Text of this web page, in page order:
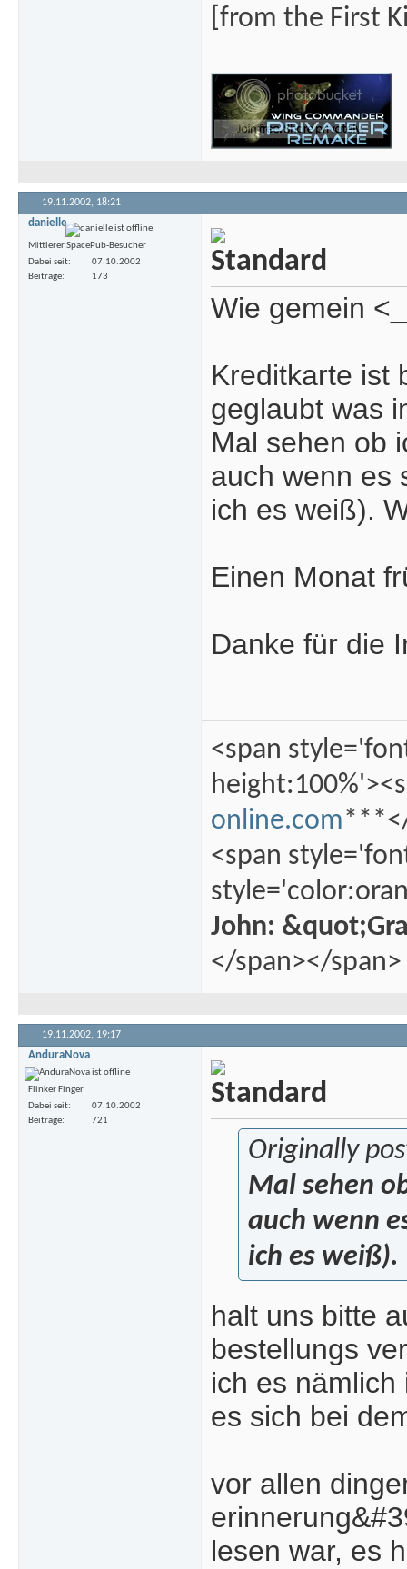
[from the First
19.11.2002, 18:21
danielle
Mittlerer SpacePub-Besucher
Dabei seit
07.10.2002
Beiträge
173
Wie gemein
Kreditkarte ist
geglaubt was
Mal sehen ob
auch wenn es
ich es weiß).
Einen Monat
Danke für die
<span
online.com***</
<span
John:
</span></span>
19.11.2002, 19:17
AnduraNova
Flinker Finger
Dabei seit
07.10.2002
Beiträge
721
Originally
Mal sehen
auch wenn
ich es weiß).
halt uns bitte
bestellungs
ich es
es sich bei
vor allen
lesen war, es